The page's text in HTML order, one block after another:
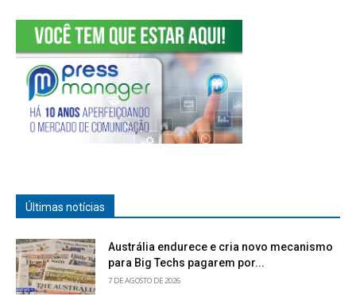
Últimas notícias
Austrália endurece e cria novo mecanismo
para Big Techs pagarem por...
7 DE AGOSTO DE 2026